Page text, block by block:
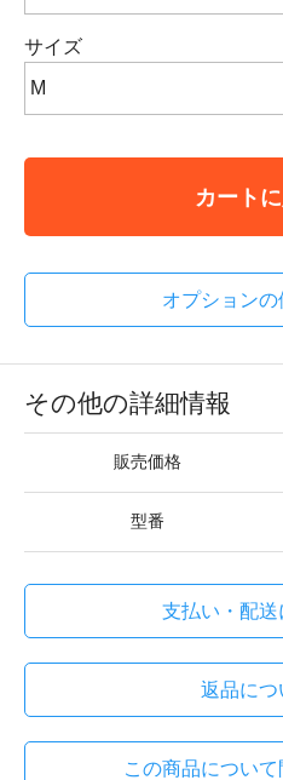
サイズ
カート
オプションの
その他の詳細情報
販売価格
型番
支払い・配送
返品につ
この商品につい